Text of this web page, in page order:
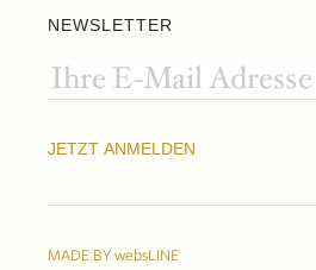
NEWSLETTER
JETZT ANMELDEN
MADE BY websLINE